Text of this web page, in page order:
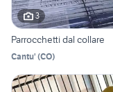
3
Parrocchetti dal collare
Cantu' (CO)